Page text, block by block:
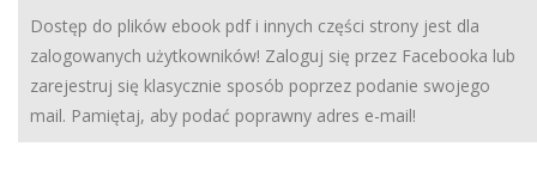
Dostęp do plików ebook pdf i innych części strony jest dla
zalogowanych użytkowników! Zaloguj się przez Facebooka lub
zarejestruj się klasycznie sposób poprzez podanie swojego
mail. Pamiętaj, aby podać poprawny adres e-mail!